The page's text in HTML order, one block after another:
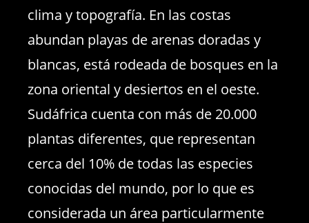
clima y topografía. En las costas
abundan playas de arenas doradas y
blancas, está rodeada de bosques en la
zona oriental y desiertos en el oeste.
Sudáfrica cuenta con más de 20.000
plantas diferentes, que representan
cerca del 10% de todas las especies
conocidas del mundo, por lo que es
considerada un área particularmente